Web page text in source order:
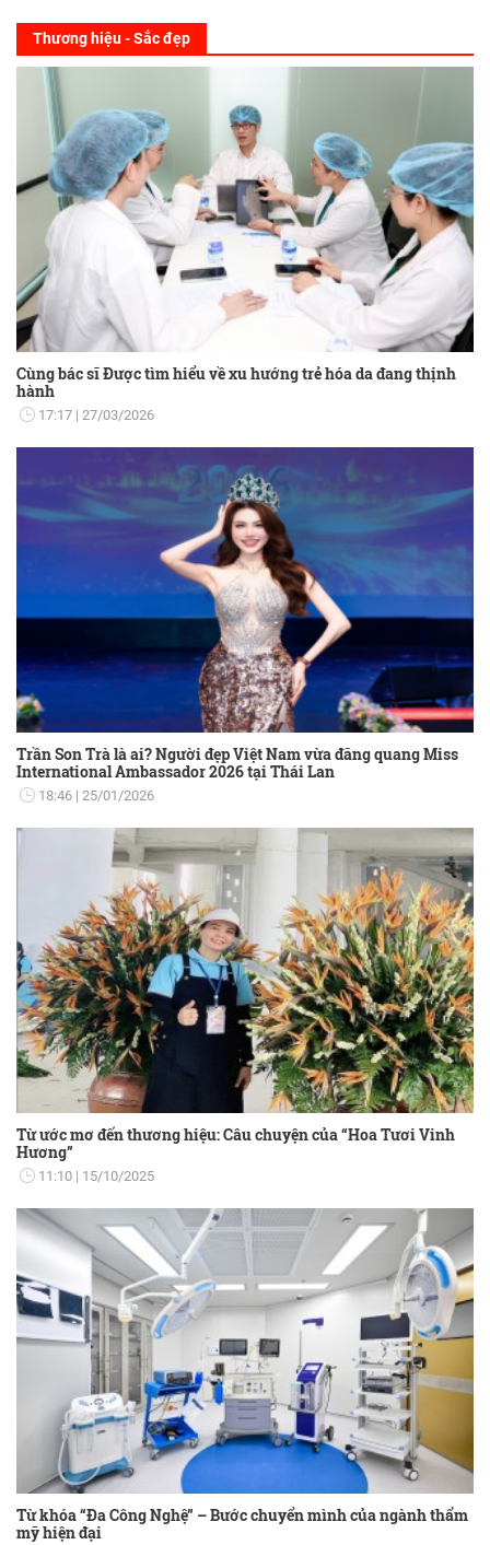
Thương hiệu - Sắc đẹp
Cùng bác sĩ Được tìm hiểu về xu hướng trẻ hóa da đang thịnh
hành
17:17 27/03/2026
Trần Son Trà là ai? Người đẹp Việt Nam vừa đăng quang Miss
International Ambassador 2026 tại Thái Lan
18:46 25/01/2026
Từ ước mơ đến thương hiệu: Câu chuyện của “Hoa Tươi Vinh
Hương”
11:10 15/10/2025
Từ khóa “Đa Công Nghệ” – Bước chuyển mình của ngành thẩm
mỹ hiện đại